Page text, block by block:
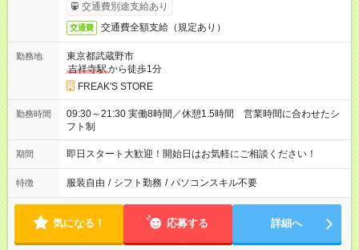
交通費別途支給あり
交通費 交通費全額支給（規定あり）
勤務地
東京都武蔵野市
吉祥寺駅から徒歩1分
FREAK'S STORE
勤務時間
09:30～21:30 実働8時間／休憩1.5時間 営業時間に合わせたシ
フト制
期間 即日スタート大歓迎！開始日はお気軽にご相談ください！
特徴 服装自由 / シフト勤務 / パソコンスキル不要
気になる！ 応募する 詳細へ